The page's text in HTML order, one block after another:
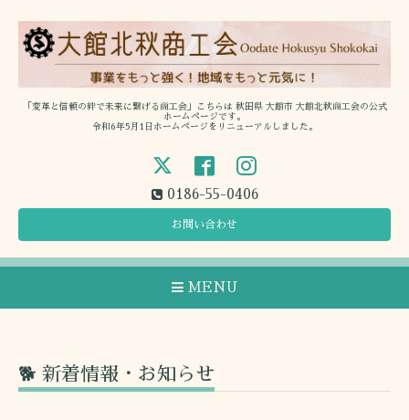
「変革と信頼の絆で未来に繋げる商工会」こちらは 秋田県 大館市 大館北秋商工会の公式
ホームページです。
令和6年5月1日ホームページをリニューアルしました。
0186-55-0406
お問い合わせ
MENU
🐕 新着情報・お知らせ